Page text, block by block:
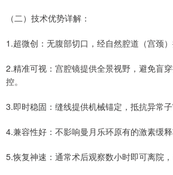
（二）技术优势详解：
1.超微创：无腹部切口，经自然腔道（宫颈）
2.精准可视：宫腔镜提供全景视野，避免盲
控。
3.即时稳固：缝线提供机械锚定，抵抗异常子
4.兼容性好：不影响曼月乐环原有的激素缓释
5.恢复神速：通常术后观察数小时即可离院，